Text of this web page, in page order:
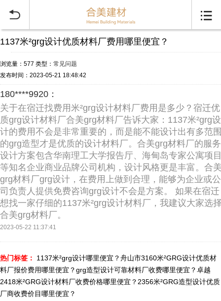
 
1137米²grg设计优质材料厂费用哪里便宜？
浏览量：577 类型： 常见问题
发布时间：2023-05-21 18:48:42
180****9920：
关于在宿迁找费用米²grg设计材料厂费用是多少？宿迁优
质grg设计材料厂合美grg材料厂告诉大家：1137米²grg设
计的费用不会是非常重要的，而是能不能设计出有多范
的grg造型才是优质的设计材料厂。合美grg材料厂的服务
设计方案包含华南理工大学报告厅、海甸岛专家公寓项
等知名企业商业品牌公司机构，设计风格更是丰富。合
grg材料厂grg设计，在费用上做到合理，能够为企业或公
司负责人提供免费咨询grg设计不会是方案。 如果在宿迁
想找一家仔细的1137米²grg设计材料厂，我建议大家选
合美grg材料厂。
2023-05-22 11:37:41
热门标签： 1137米²grg设计哪里便宜？舟山市3160米²GRG设计优质材
料厂报价费用哪里便宜？grg造型设计可靠材料厂收费哪里便宜？卓越
2418米²GRG设计材料厂收费价格哪里便宜？ 2356米²GRG造型设计优质
厂商收费价目哪里便宜？